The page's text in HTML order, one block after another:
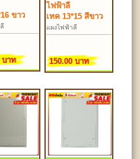
ขาว
บาท
ไฟฟ้าลี
เทค 13*15 สีขาว
แผงไฟฟ้าลี
150.00 บาท